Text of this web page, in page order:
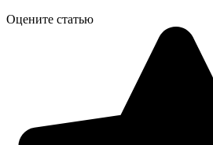
Оцените статью